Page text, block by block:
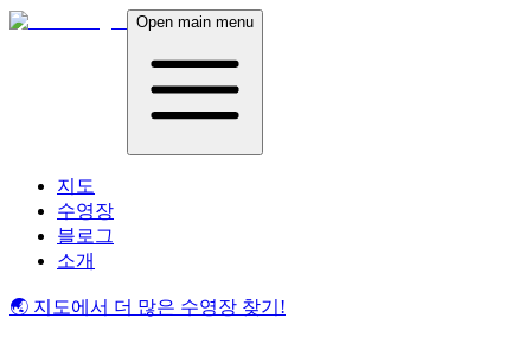
Open main menu
지도
수영장
블로그
소개
🌏 지도에서 더 많은 수영장 찾기!